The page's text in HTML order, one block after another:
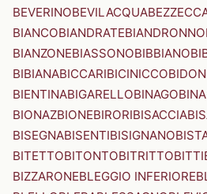
BEVERINOBEVILACQUA
BIANCOBIANDRATEBIANDRONNO
BIANZONEBIASSONOBIBBIANO
BIBIANABICCARIBICINICCO
BIENTINABIGARELLOBINAGO
BIONAZBIONEBIRORIBISACCIA
BISEGNABISENTIBISIGNANO
BITETTOBITONTOBITRITTOBITTI
BIZZARONEBLEGGIO INFERIORE